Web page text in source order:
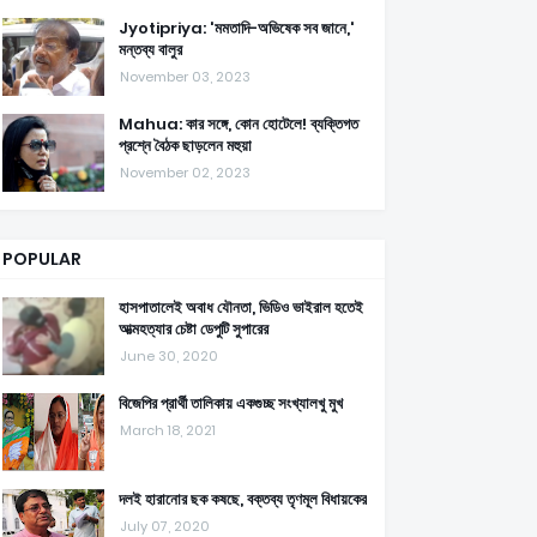
Jyotipriya: 'মমতাদি-অভিষেক সব জানে,'
মন্তব্য বালুর
November 03, 2023
Mahua: কার সঙ্গে, কোন হোটেলে! ব্যক্তিগত
প্রশ্নে বৈঠক ছাড়লেন মহুয়া
November 02, 2023
POPULAR
হাসপাতালেই অবাধ যৌনতা, ভিডিও ভাইরাল হতেই
আত্মহত্যার চেষ্টা ডেপুটি সুপারের
June 30, 2020
বিজেপির প্রার্থী তালিকায় একগুচ্ছ সংখ্যালখু মুখ
March 18, 2021
দলই হারানোর ছক কষছে, বক্তব্য তৃণমূল বিধায়কের
July 07, 2020